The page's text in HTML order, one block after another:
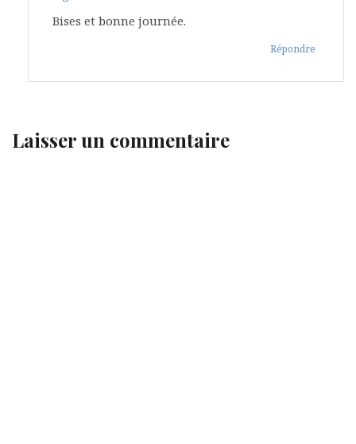
Bises et bonne journée.
Répondre
Laisser un commentaire